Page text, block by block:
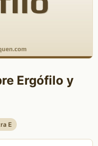
Ergófilo y
E